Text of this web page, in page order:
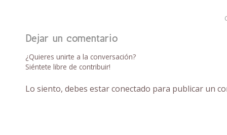
Dejar un comentario
¿Quieres unirte a la conversación?
Siéntete libre de contribuir!
Lo siento, debes estarconectado para publicar un